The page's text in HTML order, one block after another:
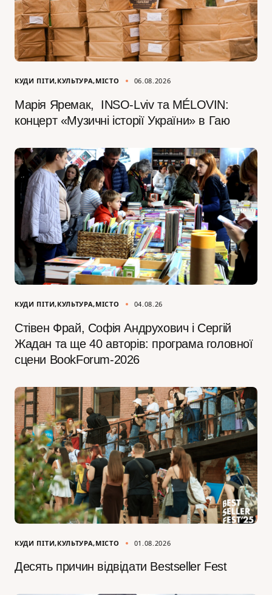
КУДИ ПІТИ КУЛЬТУРА МІСТО 06.08.2026
Марія Яремак, INSO-Lviv та MÉLOVIN:
концерт «Музичні історії України» в Гаю
КУДИ ПІТИ КУЛЬТУРА МІСТО 04.08.26
Стівен Фрай, Софія Андрухович і Сергій
Жадан та ще 40 авторів: програма головної
сцени BookForum-2026
КУДИ ПІТИ КУЛЬТУРА МІСТО 01.08.2026
Десять причин відвідати Bestseller Fest